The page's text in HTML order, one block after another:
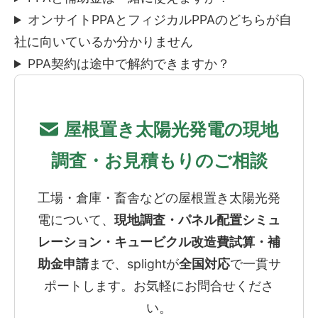
オンサイトPPAとフィジカルPPAのどちらが自
社に向いているか分かりません
PPA契約は途中で解約できますか？
屋根置き太陽光発電の現地
調査・お見積もりのご相談
工場・倉庫・畜舎などの屋根置き太陽光発
電について、 現地調査・パネル配置シミュ
レーション・キュービクル改造費試算・補
助金申請まで、splightが全国対応で一貫サ
ポートします。お気軽にお問合せくださ
い。